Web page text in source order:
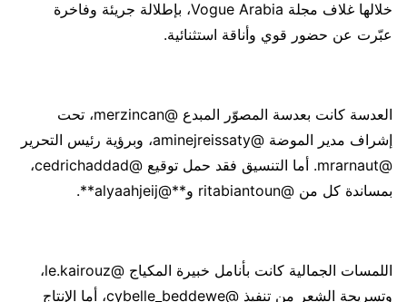
خلالها غلاف مجلة Vogue Arabia، بإطلالة جريئة وفاخرة
عبّرت عن حضور قوي وأناقة استثنائية.
العدسة كانت بعدسة المصوّر المبدع @merzincan، تحت
إشراف مدير الموضة @aminejreissaty، وبرؤية رئيس التحرير
@mrarnaut. أما التنسيق فقد حمل توقيع @cedrichaddad،
بمساندة كل من @ritabiantoun و**@alyaahjeij**.
اللمسات الجمالية كانت بأنامل خبيرة المكياج @le.kairouz،
وتسريحة الشعر من تنفيذ @cybelle_beddewe، أما الإنتاج